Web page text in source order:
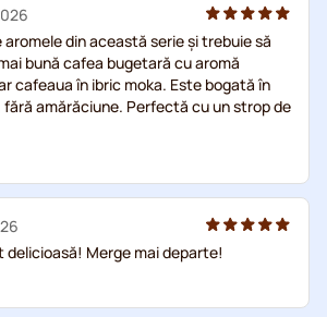
din această serie și trebuie să
bună cafea bugetară cu aromă
cafeaua în ibric moka. Este bogată în
amărăciune. Perfectă cu un strop de
delicioasă! Merge mai departe!